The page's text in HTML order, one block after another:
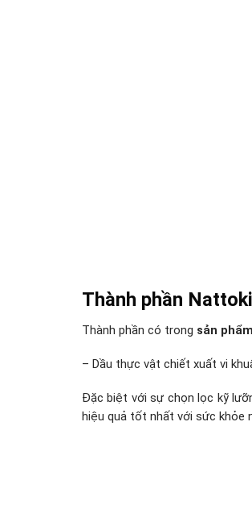
Thành phần
Thành phần có trong sản
– Dầu thực vật chiết xuất vi
Đặc biệt với sự chọn lọc kỹ
hiệu quả tốt nhất với sức khỏe